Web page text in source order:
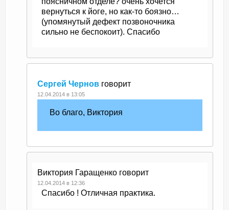
вернуться к йоге, но как-то боязно…
(упомянутый дефект позвоночника
сильно не беспокоит). Спасибо
Сергей Чернов говорит
12.04.2014 в 13:05
Во благо, Виктория
Виктория Гаращенко говорит
12.04.2014 в 12:36
Спасибо ! Отличная практика.